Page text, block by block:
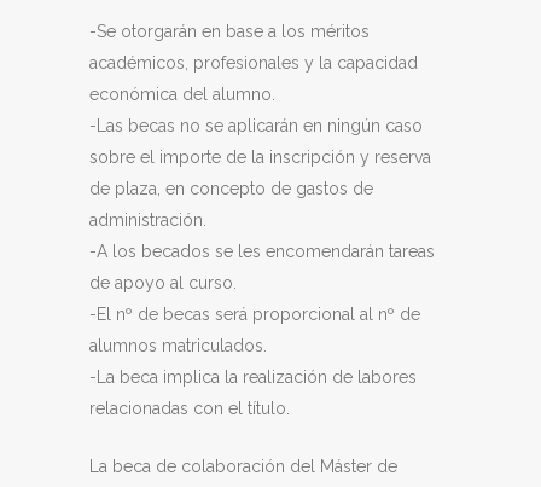
-Se otorgarán en base a los méritos
académicos, profesionales y la capacidad
económica del alumno.
-Las becas no se aplicarán en ningún caso
sobre el importe de la inscripción y reserva
de plaza, en concepto de gastos de
administración.
-A los becados se les encomendarán tareas
de apoyo al curso.
-El nº de becas será proporcional al nº de
alumnos matriculados.
-La beca implica la realización de labores
relacionadas con el título.
La beca de colaboración del Máster de